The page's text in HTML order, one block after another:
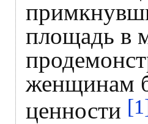
площадь в
женщинам
ценности [1]